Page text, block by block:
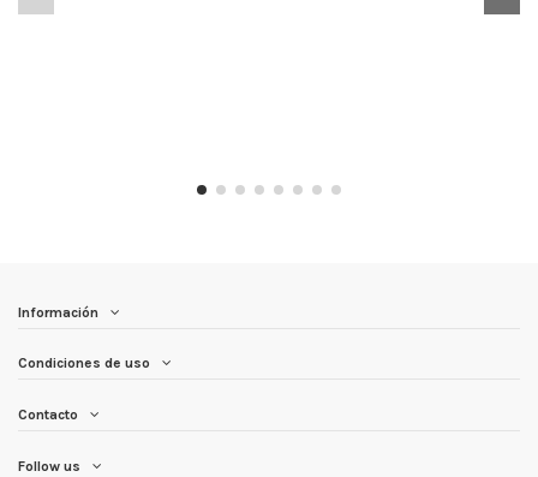
Información
Condiciones de uso
Contacto
Follow us